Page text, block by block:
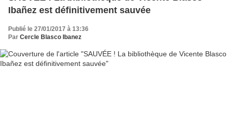
Ibañez est définitivement sauvée
Publié le 27/01/2017 à 13:36
Par Cercle Blasco Ibanez